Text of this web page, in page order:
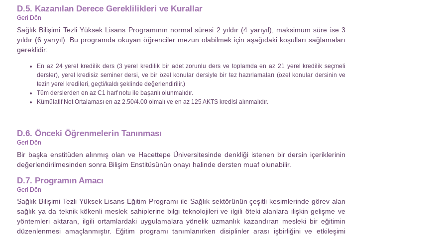
D.5. Kazanılan Derece Gereklilikleri ve Kurallar
Geri Dön
Sağlık Bilişimi Tezli Yüksek Lisans Programının normal süresi 2 yıldır (4 yarıyıl), maksimum süre ise 3
yıldır (6 yarıyıl). Bu programda okuyan öğrenciler mezun olabilmek için aşağıdaki koşulları sağlamaları
gereklidir:
En az 24 yerel kredilik ders (3 yerel kredilik bir adet zorunlu ders ve toplamda en az 21 yerel kredilik seçmeli
dersler), yerel kredisiz seminer dersi, ve bir özel konular dersiyle bir tez hazırlamaları (özel konular dersinin ve
tezin yerel kredileri, geçti/kaldı şeklinde değerlendirilir.)
Tüm derslerden en az C1 harf notu ile başarılı olunmalıdır.
Kümülatif Not Ortalaması en az 2.50/4.00 olmalı ve en az 125 AKTS kredisi alınmalıdır.
D.6. Önceki Öğrenmelerin Tanınması
Geri Dön
Bir başka enstitüden alınmış olan ve Hacettepe Üniversitesinde denkliği istenen bir dersin içeriklerinin
değerlendirilmesinden sonra Bilişim Enstitüsünün onayı halinde dersten muaf olunabilir.
D.7. Programın Amacı
Geri Dön
Sağlık Bilişimi Tezli Yüksek Lisans Eğitim Programı ile Sağlık sektörünün çeşitli kesimlerinde görev alan
sağlık ya da teknik kökenli meslek sahiplerine bilgi teknolojileri ve ilgili öteki alanlara ilişkin gelişme ve
yöntemleri aktaran, ilgili ortamlardaki uygulamalara yönelik uzmanlık kazandıran mesleki bir eğitimin
düzenlenmesi amaçlanmıştır. Eğitim programı tanımlanırken disiplinler arası işbirliğini ve etkileşimi